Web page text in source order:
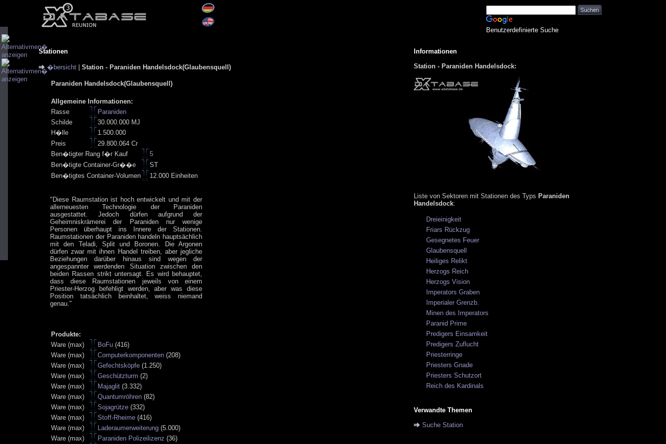
Benutzerdefinierte Suche
Stationen
�bersicht Station - Paraniden Handelsdock(Glaubensquell)
Paraniden Handelsdock(Glaubensquell)
Allgemeine Informationen:
Rasse
Paraniden
Schilde
30.000.000 MJ
H�lle
1.500.000
Preis
29.800.064 Cr
Ben�tigter Rang f�r Kauf
5
Ben�tigte Container-Gr��e
ST
Ben�tigtes Container-Volumen
12.000 Einheiten
"Diese Raumstation ist hoch entwickelt und mit der
allerneuesten Technologie der Paraniden
ausgestattet. Jedoch dürfen aufgrund der
Geheimniskrämerei der Paraniden nur wenige
Personen überhaupt ins Innere der Stationen.
Raumstationen der Paraniden handeln hauptsächlich
mit den Teladi, Split und Boronen. Die Argonen
dürfen zwar mit ihnen Handel treiben, aber jegliche
Beziehungen darüber hinaus sind wegen der
angespannter werdenden Situation zwischen den
beiden Rassen strikt untersagt. Es wird behauptet,
dass diese Raumstationen jeweils von einem
Priester-Herzog befehligt werden, aber was diese
Position tatsächlich beinhaltet, weiss niemand
genau."
Produkte:
Ware (max)
BoFu (416)
Ware (max)
Computerkomponenten (208)
Ware (max)
Gefechtsköpfe (1.250)
Ware (max)
Geschützturm (2)
Ware (max)
Majaglit (3.332)
Ware (max)
Quantumröhren (82)
Ware (max)
Sojagrütze (332)
Ware (max)
Stoff-Rheime (416)
Ware (max)
Laderaumerweiterung (5.000)
Ware (max)
Paraniden Polizeilizenz (36)
Informationen
Station - Paraniden Handelsdock:
Liste von Sektoren mit Stationen des Typs Paraniden
Handelsdock:
Dreieinigkeit
Friars Rückzug
Gesegnetes Feuer
Glaubensquell
Heiliges Relikt
Herzogs Reich
Herzogs Vision
Imperators Graben
Imperialer Grenzb.
Minen des Imperators
Paranid Prime
Predigers Einsamkeit
Predigers Zuflucht
Priesterringe
Priesters Gnade
Priesters Schutzort
Reich des Kardinals
Ruhe des Pontifex
Weisheit des Imperators
Verwandte Themen
Suche Station